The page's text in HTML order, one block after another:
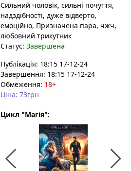
Сильний чоловік, сильні почуття,
надздібності, дуже відверто,
емоційно, Призначена пара, чжч,
любовний трикутник
Статус: Завершена
Публікація: 18:15 17-12-24
Завершення: 18:15 17-12-24
Обмеження: 18+
Ціна: 73грн
Цикл "Магія":